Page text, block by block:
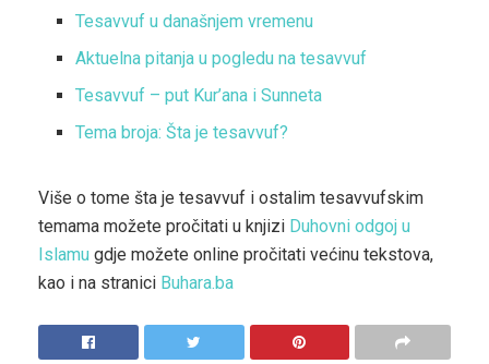
Tesavvuf u današnjem vremenu
Aktuelna pitanja u pogledu na tesavvuf
Tesavvuf – put Kur’ana i Sunneta
Tema broja: Šta je tesavvuf?
Više o tome šta je tesavvuf i ostalim tesavvufskim
temama možete pročitati u knjizi Duhovni odgoj u
Islamu gdje možete online pročitati većinu tekstova,
kao i na stranici Buhara.ba